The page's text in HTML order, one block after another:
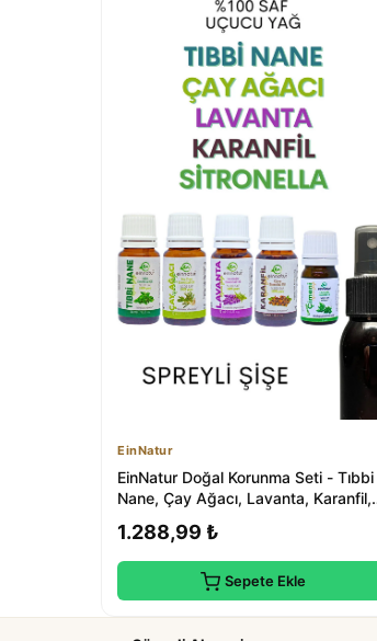
EinNatur
EinNatur Doğal Korunma Seti - Tıbbi
Nane, Çay Ağacı, Lavanta, Karanfil,
1.288,99 ₺
Sepete Ekle